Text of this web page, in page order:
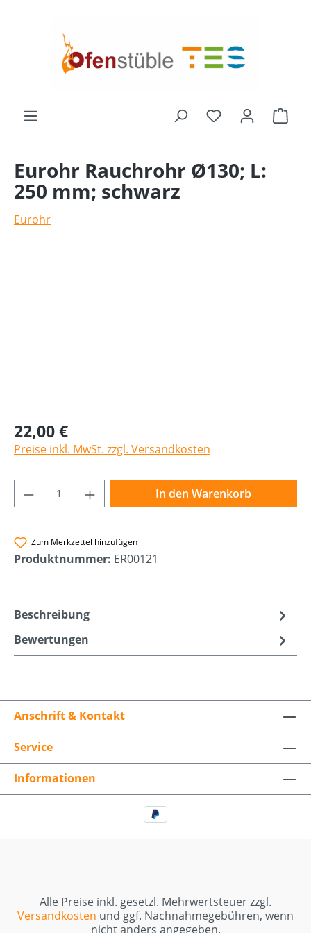
Eurohr Rauchrohr Ø130; L:
250 mm; schwarz
Eurohr
22,00 €
Preise inkl. MwSt. zzgl. Versandkosten
Produkt Anzahl: Gib den gewünschten
In den Warenkorb
Zum Merkzettel hinzufügen
Produktnummer: ER00121
Beschreibung
Bewertungen
Anschrift & Kontakt
Service
Informationen
Alle Preise inkl. gesetzl. Mehrwertsteuer zzgl.
Versandkosten und ggf. Nachnahmegebühren, wenn
nicht anders angegeben.